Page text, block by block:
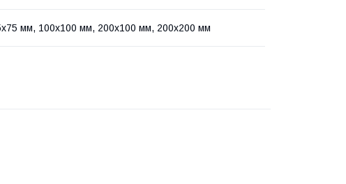
мм, 100x100 мм, 200x100 мм, 200x200 мм